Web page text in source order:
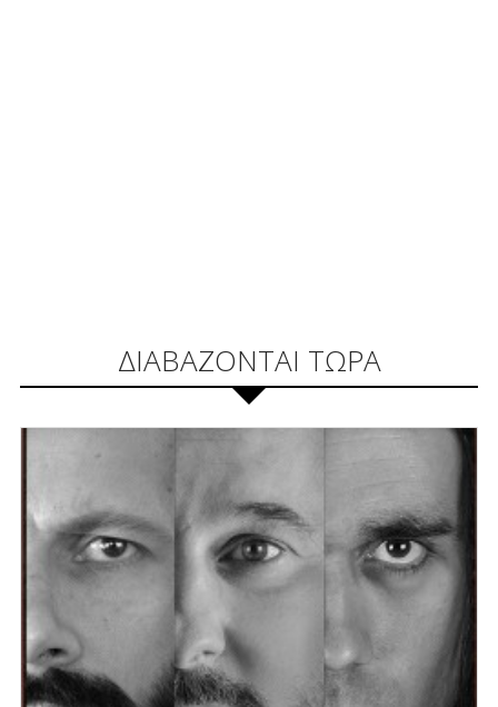
ΔΙΑΒΑΖΟΝΤΑΙ ΤΩΡΑ